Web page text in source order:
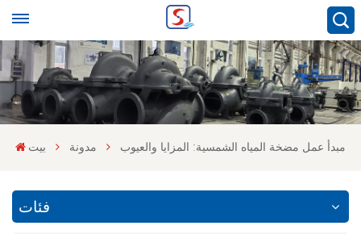
بيت مدونة مبدأ عمل مضخة المياه الشمسية: المزايا والعيوب
فئات